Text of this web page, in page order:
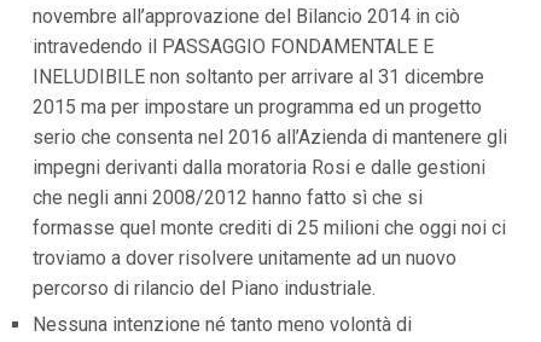
novembre all’approvazione del Bilancio 2014 in ciò
intravedendo il PASSAGGIO FONDAMENTALE E
INELUDIBILE non soltanto per arrivare al 31 dicembre
2015 ma per impostare un programma ed un progetto
serio che consenta nel 2016 all’Azienda di mantenere gli
impegni derivanti dalla moratoria Rosi e dalle gestioni
che negli anni 2008/2012 hanno fatto sì che si
formasse quel monte crediti di 25 milioni che oggi noi ci
troviamo a dover risolvere unitamente ad un nuovo
percorso di rilancio del Piano industriale.
Nessuna intenzione né tanto meno volontà di